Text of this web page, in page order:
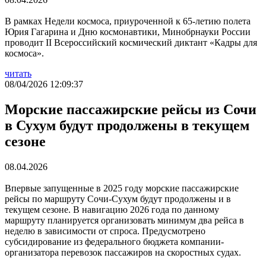
В рамках Недели космоса, приуроченной к 65-летию полета
Юрия Гагарина и Дню космонавтики, Минобрнауки России
проводит II Всероссийский космический диктант «Кадры для
космоса».
читать
08/04/2026 12:09:37
Морские пассажирские рейсы из Сочи
в Сухум будут продолжены в текущем
сезоне
08.04.2026
Впервые запущенные в 2025 году морские пассажирские
рейсы по маршруту Сочи-Сухум будут продолжены и в
текущем сезоне. В навигацию 2026 года по данному
маршруту планируется организовать минимум два рейса в
неделю в зависимости от спроса. Предусмотрено
субсидирование из федерального бюджета компании-
организатора перевозок пассажиров на скоростных судах.